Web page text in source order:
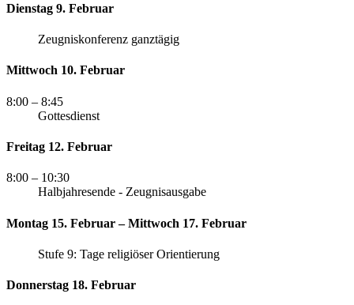
Dienstag 9. Februar
Zeugniskonferenz ganztägig
Mittwoch 10. Februar
8:00 – 8:45
Gottesdienst
Freitag 12. Februar
8:00 – 10:30
Halbjahresende - Zeugnisausgabe
Montag 15. Februar – Mittwoch 17. Februar
Stufe 9: Tage religiöser Orientierung
Donnerstag 18. Februar